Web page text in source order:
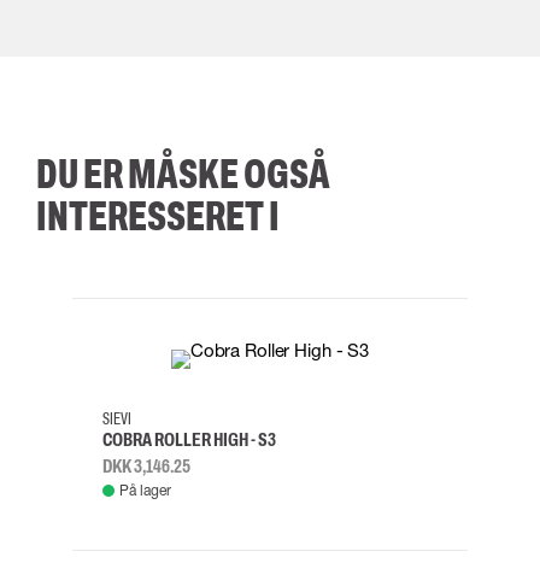
DU ER MÅSKE OGSÅ
INTERESSERET I
38
SIEVI
COBRA ROLLER HIGH - S3
DKK 3,146.25
På lager